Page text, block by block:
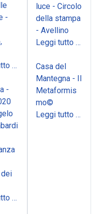
-
…
-
dei
…
luce - Circolo
della stampa
- Avellino
Leggi tutto …
Casa del
Mantegna - Il
Metaformis
mo©
Leggi tutto …